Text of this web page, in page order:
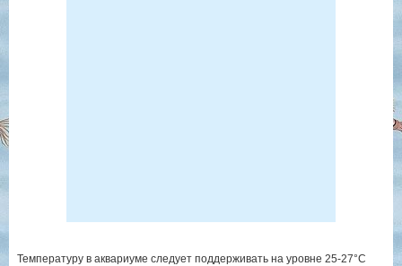
Температуру в аквариуме следует поддерживать на уровне 25-27°C